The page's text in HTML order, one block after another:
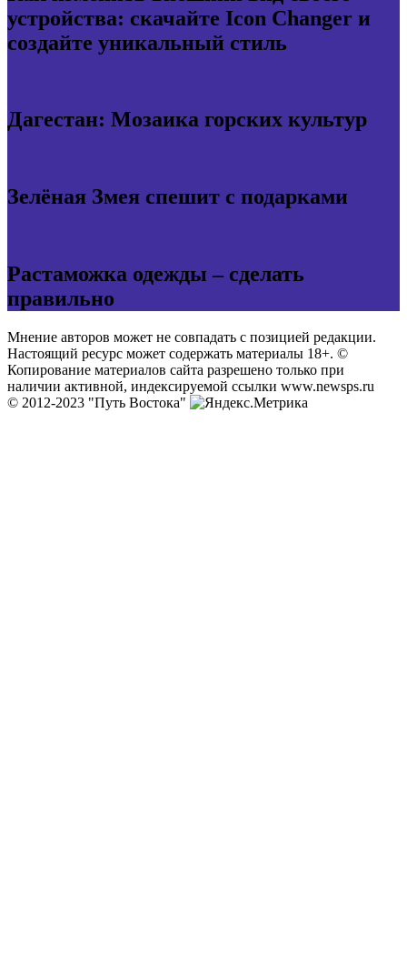
устройства: скачайте Icon Changer и
создайте уникальный стиль
Дагестан: Мозаика горских культур
Зелёная Змея спешит с подарками
Растаможка одежды – сделать
правильно
Мнение авторов может не совпадать с позицией редакции.
Настоящий ресурс может содержать материалы 18+. ©
Копирование материалов сайта разрешено только при
наличии активной, индексируемой ссылки www.newsps.ru
© 2012-2023 "Путь Востока"